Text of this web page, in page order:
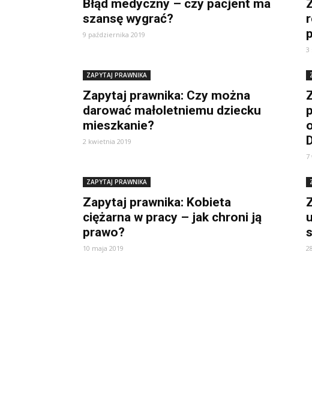
Błąd medyczny – czy pacjent ma
szansę wygrać?
9 października 2019
3
ZAPYTAJ PRAWNIKA
Zapytaj prawnika: Czy można
darować małoletniemu dziecku
mieszkanie?
2 kwietnia 2019
7
ZAPYTAJ PRAWNIKA
Zapytaj prawnika: Kobieta
ciężarna w pracy – jak chroni ją
prawo?
10 maja 2019